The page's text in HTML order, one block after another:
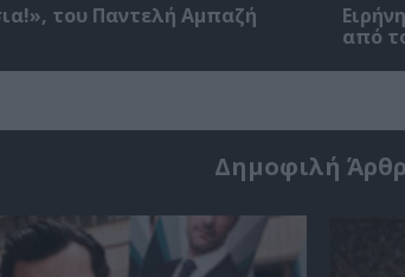
του Παντελή Αμπαζή
από
Δημοφιλή